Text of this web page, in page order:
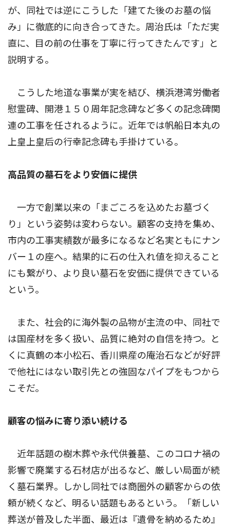
が、同社では逆にこうした「建てた後のお墓の悩
み」に徹底的に向き合ってきた。周治氏は「ただ実
直に、目の前の仕事を丁寧に行ってきたんです」と
説明する。
こうした地道な事業が実を結び、横浜港湾労働者
慰霊碑、開港１５０周年記念碑など多くの記念碑関
連の工事を任されるように。近年では帆船日本丸の
上皇上皇后の行幸記念碑も手掛けている。
高品質の墓石をより安価に提供
一方で創業以来の「まごころを込めたお墓づく
り」という姿勢は変わらない。顧客の支持を集め、
市内の工事実績数が最多になるなど名実ともにナン
バー１の座へ。結果的に石の仕入れ値を抑えること
にも繋がり、より良い墓石を安価に提供できている
という。
また、社会的に海外製の品物が主流の中、同社で
は国産材を多く扱い、品質に絶対の自信を持つ。と
くに真鶴の本小松石、香川県産の庵治石などが好評
で他社にはない取引先との強固なパイプをもつから
こそだ。
顧客の悩みに寄り添い続ける
近年話題の樹木葬や永代供養墓、このコロナ禍の
影響で廃業する石材店が出るなど、厳しい局面が続
く墓石業界。しかし同社では商圏外の顧客からの依
頼が続くなど、明るい話題もあるという。「新しい
葬送が普及した半面、最近は『遺骨を納めるため』